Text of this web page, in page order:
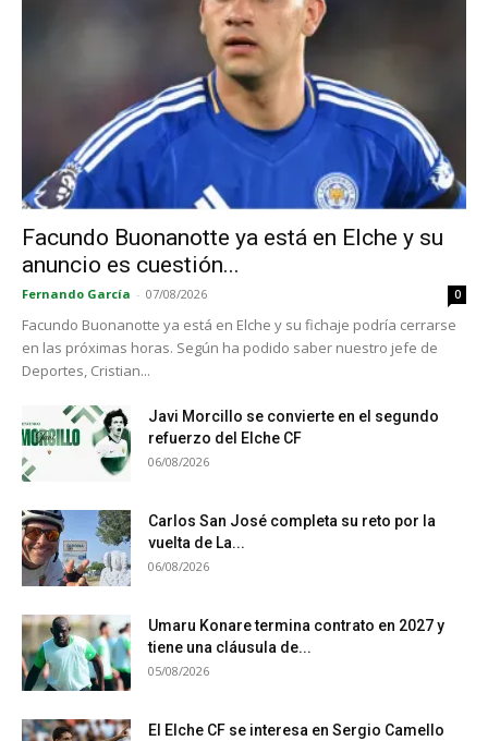
Facundo Buonanotte ya está en Elche y su
anuncio es cuestión...
Fernando García - 07/08/2026 0
Facundo Buonanotte ya está en Elche y su fichaje podría cerrarse
en las próximas horas. Según ha podido saber nuestro jefe de
Deportes, Cristian...
Javi Morcillo se convierte en el segundo
refuerzo del Elche CF
06/08/2026
Carlos San José completa su reto por la
vuelta de La...
06/08/2026
Umaru Konare termina contrato en 2027 y
tiene una cláusula de...
05/08/2026
El Elche CF se interesa en Sergio Camello